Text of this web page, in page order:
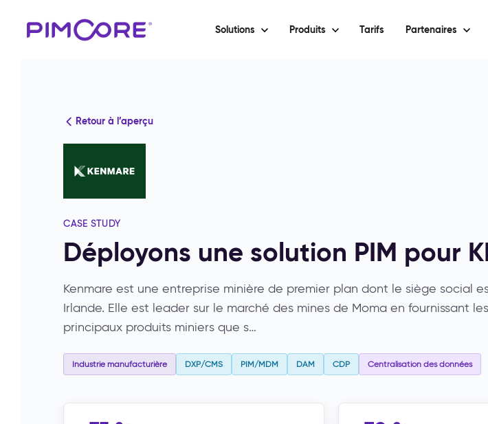
Solutions Produits Tarifs Partenaires
Retour à l’aperçu
CASE STUDY
Déployons une solution PIM pour
Kenmare est une entreprise minière de premier plan dont le siège social
Irlande. Elle est leader sur le marché des mines de Moma en fournissant
principaux produits miniers que s…
Industrie manufacturière DXP/CMS PIM/MDM DAM CDP Centralisation des données